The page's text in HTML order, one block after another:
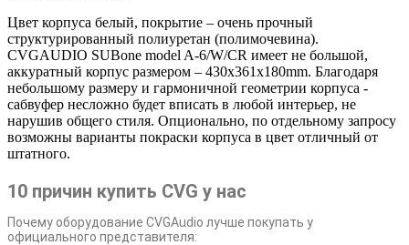
Цвет корпуса белый, покрытие – очень прочный
структурированный полиуретан (полимочевина).
CVGAUDIO SUBone model A-6/W/CR имеет не большой,
аккуратный корпус размером – 430x361x180mm. Благодаря
небольшому размеру и гармоничной геометрии корпуса -
сабвуфер несложно будет вписать в любой интерьер, не
нарушив общего стиля. Опционально, по отдельному запросу
возможны варианты покраски корпуса в цвет отличный от
штатного.
10 причин купить CVG у нас
Почему оборудование CVGAudio лучше покупать у
официального представителя: